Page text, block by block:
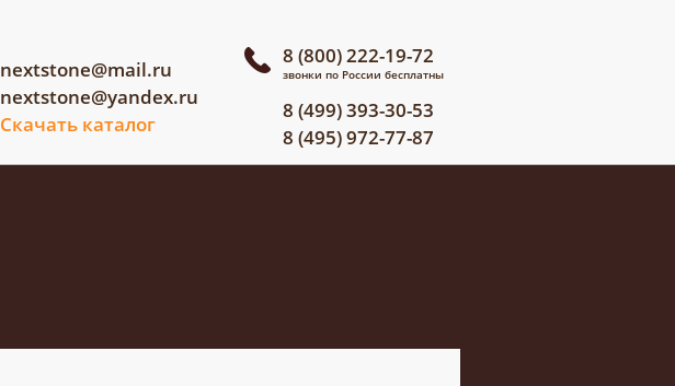
nextstone@mail.ru
nextstone@yandex.ru
Скачать каталог
8 (800) 222-19-72
звонки по России бесплатны
8 (499) 393-30-53
8 (495) 972-77-87